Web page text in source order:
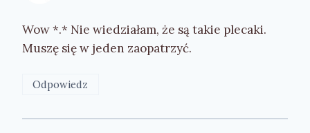
Wow *.* Nie wiedziałam, że są takie plecaki.
Muszę się w jeden zaopatrzyć.
Odpowiedz